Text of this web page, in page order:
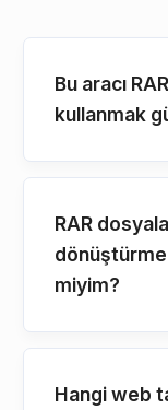
Bu aracı
kullanmak
RAR
miyim?
Hangi web